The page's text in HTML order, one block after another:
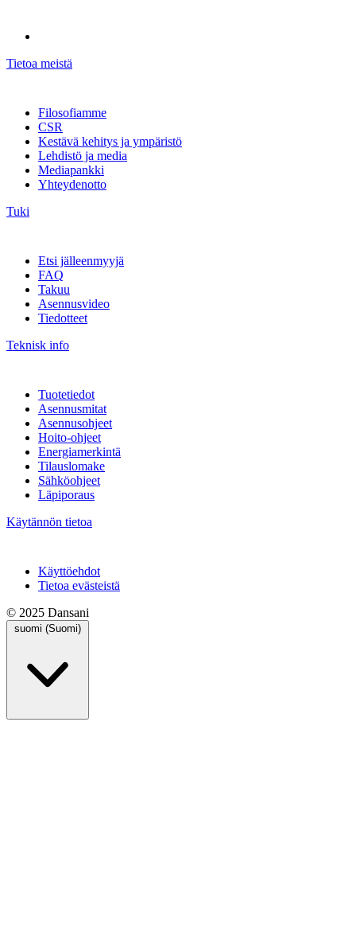
Tietoa meistä
Filosofiamme
CSR
Kestävä kehitys ja ympäristö
Lehdistö ja media
Mediapankki
Yhteydenotto
Tuki
Etsi jälleenmyyjä
FAQ
Takuu
Asennusvideo
Tiedotteet
Teknisk info
Tuotetiedot
Asennusmitat
Asennusohjeet
Hoito-ohjeet
Energiamerkintä
Tilauslomake
Sähköohjeet
Läpiporaus
Käytännön tietoa
Käyttöehdot
Tietoa evästeistä
© 2025 Dansani
suomi (Suomi)